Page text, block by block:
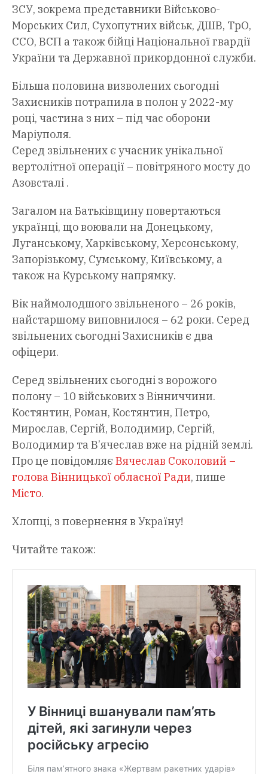
ЗСУ, зокрема представники Військово-
Морських Сил, Сухопутних військ, ДШВ, ТрО,
ССО, ВСП а також бійці Національної гвардії
України та Державної прикордонної служби.
Більша половина визволених сьогодні
Захисників потрапила в полон у 2022-му
році, частина з них – під час оборони
Маріуполя.
Серед звільнених є учасник унікальної
вертолітної операції – повітряного мосту до
Азовсталі .
Загалом на Батьківщину повертаються
українці, що воювали на Донецькому,
Луганському, Харківському, Херсонському,
Запорізькому, Сумському, Київському, а
також на Курському напрямку.
Вік наймолодшого звільненого – 26 років,
найстаршому виповнилося – 62 роки. Серед
звільнених сьогодні Захисників є два
офіцери.
Серед звільнених сьогодні з ворожого
полону – 10 військових з Вінниччини.
Костянтин, Роман, Костянтин, Петро,
Мирослав, Сергій, Володимир, Сергій,
Володимир та В’ячеслав вже на рідній землі.
Про це повідомляє Вячеслав Соколовий –
голова Вінницької обласної Ради, пише
Місто.
Хлопці, з повернення в Україну!
Читайте також: